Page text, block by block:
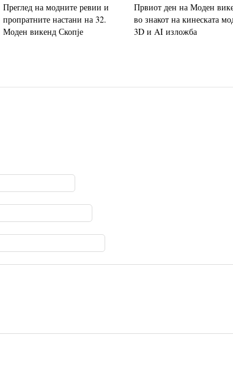
Преглед на модните ревии и
пропратните настани на 32.
Моден викенд Скопје
Првиот ден на Моден
во знакот на кинеската
3D и AI изложба